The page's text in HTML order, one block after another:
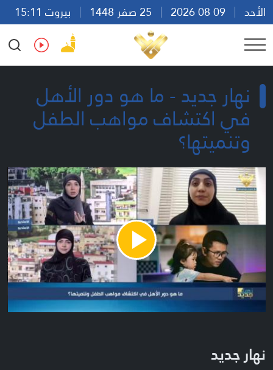
الأحد
بيروت 15:11
Ar
En Fr Es
نهار جديد - ما هو دور الأهل
في اكتشاف مواهب الطفل
وتنميتها؟
Play
Video
نهار جديد